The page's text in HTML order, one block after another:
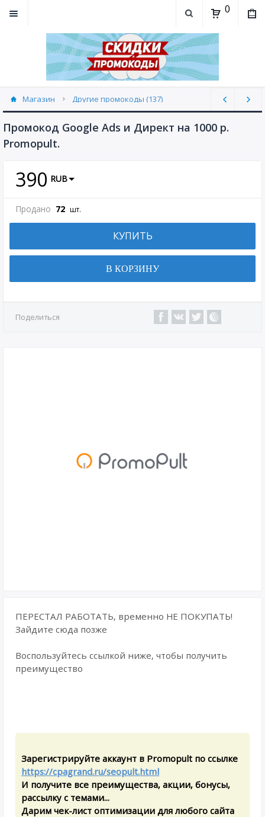
0
Магазин Другие промокоды (137)
Промокод Google Ads и Директ на 1000 р.
Promopult.
390 RUB
Продано 72 шт.
КУПИТЬ
В КОРЗИНУ
Поделиться
ПЕРЕСТАЛ РАБОТАТЬ, временно НЕ ПОКУПАТЬ!
Зайдите сюда позже
Воспользуйтесь ссылкой ниже, чтобы получить
преимущество
Зарегистрируйте аккаунт в Promopult по ссылке
https://cpagrand.ru/seopult.html
И получите все преимущества, акции, бонусы,
рассылку с темами...
Дарим чек-лист оптимизации для любого сайта